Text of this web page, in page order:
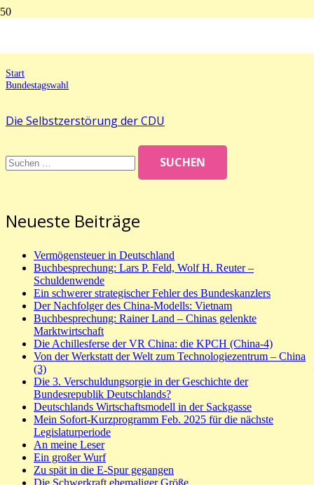
Start
Bundestagswahl
Die Selbstzerstörung der CDU
nach:
Neueste Beiträge
Vermögensteuer in Deutschland
Buchbesprechung: Lars P. Feld, Wolf H. Reuter –
Schuldenwende
Ein schwerer strategischer Fehler des Bundeskanzlers
Der Nachfolger des China-Modells: Vietnam
Buchbesprechung: Rainer Land – Chinas gelenkte
Marktwirtschaft
Die Achillesferse der VR China: die KPCH (China-4)
Von der Werkstatt der Welt zum Technologiezentrum – China
(3)
Die 3. Verschuldungsorgie in der Geschichte der
Bundesrepublik Deutschlands?
Deutschlands Wirtschaftsmodell in der Sackgasse
Mein Sofort-Kurzprogramm Feb. 2025 für die nächste
Legislaturperiode
An meine Leser
Ein großer Wurf
Zu spät in die E-Spur gegangen
Die Schwerkraft ehemaliger Größe